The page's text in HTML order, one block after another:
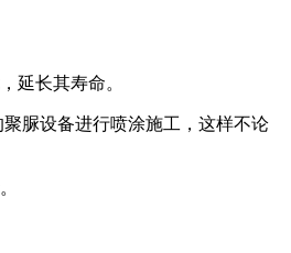
延长其寿命。
脲设备进行喷涂施工，这样不论